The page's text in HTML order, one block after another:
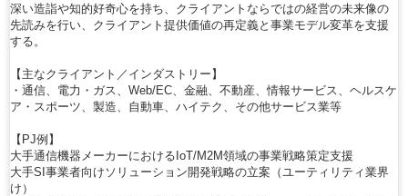
深い造詣や知的好奇心を持ち、クライアントならではの経営の未来像の
先読みを行い、クライアント提供価値の再定義と事業モデル変革を支援
する。
【主なクライアント／インダストリー】
・通信、電力・ガス、Web/EC、金融、不動産、情報サービス、ヘルスケ
ア・スポーツ、製造、自動車、ハイテク、その他サービス業等
【PJ例】
大手通信機器メーカーにおけるIoT/M2M領域の事業戦略策定支援
大手SI事業者向けソリューション開発戦略の立案（ユーティリティ業界
け）